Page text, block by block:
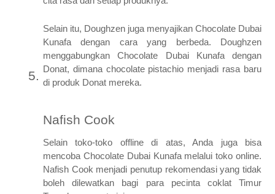
Selain itu, Doughzen juga menyajikan Chocolate Dubai
Kunafa dengan cara yang berbeda. Doughzen
menggabungkan Chocolate Dubai Kunafa dengan
Donat, dimana chocolate pistachio menjadi rasa baru
di produk Donat mereka.
Nafish Cook
Selain toko-toko offline di atas, Anda juga bisa
mencoba Chocolate Dubai Kunafa melalui toko online.
Nafish Cook menjadi penutup rekomendasi yang tidak
boleh dilewatkan bagi para pecinta coklat Timur